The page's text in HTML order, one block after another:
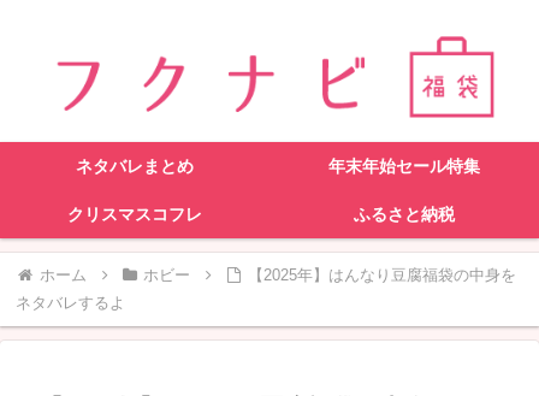
ネタバレまとめ 年末年始セール特集
クリスマスコフレ ふるさと納税
ホーム ホビー
【2025年】はんなり豆腐福袋の中身を
ネタバレするよ